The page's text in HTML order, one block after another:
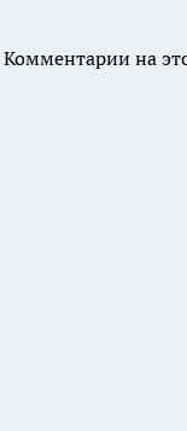
Комментарии на